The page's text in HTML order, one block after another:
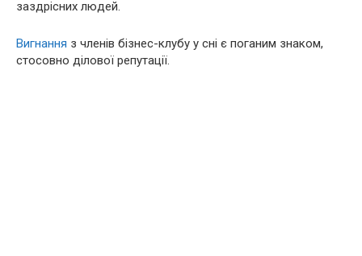
заздрісних людей.
Вигнання з членів бізнес-клубу у сні є поганим знаком,
стосовно ділової репутації.